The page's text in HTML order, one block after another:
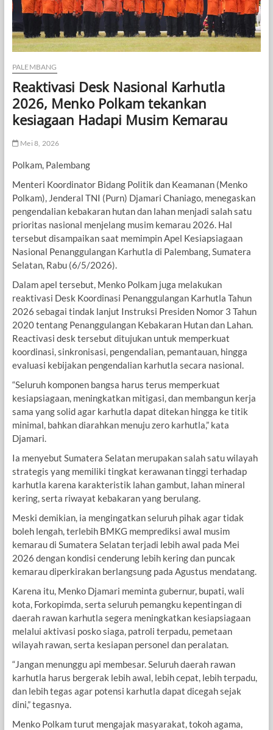
PALEMBANG
Reaktivasi Desk Nasional Karhutla
2026, Menko Polkam tekankan
kesiagaan Hadapi Musim Kemarau
Mei 8, 2026
Polkam, Palembang
Menteri Koordinator Bidang Politik dan Keamanan (Menko
Polkam), Jenderal TNI (Purn) Djamari Chaniago, menegaskan
pengendalian kebakaran hutan dan lahan menjadi salah satu
prioritas nasional menjelang musim kemarau 2026. Hal
tersebut disampaikan saat memimpin Apel Kesiapsiagaan
Nasional Penanggulangan Karhutla di Palembang, Sumatera
Selatan, Rabu (6/5/2026).
Dalam apel tersebut, Menko Polkam juga melakukan
reaktivasi Desk Koordinasi Penanggulangan Karhutla Tahun
2026 sebagai tindak lanjut Instruksi Presiden Nomor 3 Tahun
2020 tentang Penanggulangan Kebakaran Hutan dan Lahan.
Reactivasi desk tersebut ditujukan untuk memperkuat
koordinasi, sinkronisasi, pengendalian, pemantauan, hingga
evaluasi kebijakan pengendalian karhutla secara nasional.
“Seluruh komponen bangsa harus terus memperkuat
kesiapsiagaan, meningkatkan mitigasi, dan membangun kerja
sama yang solid agar karhutla dapat ditekan hingga ke titik
minimal, bahkan diarahkan menuju zero karhutla,” kata
Djamari.
Ia menyebut Sumatera Selatan merupakan salah satu wilayah
strategis yang memiliki tingkat kerawanan tinggi terhadap
karhutla karena karakteristik lahan gambut, lahan mineral
kering, serta riwayat kebakaran yang berulang.
Meski demikian, ia mengingatkan seluruh pihak agar tidak
boleh lengah, terlebih BMKG memprediksi awal musim
kemarau di Sumatera Selatan terjadi lebih awal pada Mei
2026 dengan kondisi cenderung lebih kering dan puncak
kemarau diperkirakan berlangsung pada Agustus mendatang.
Karena itu, Menko Djamari meminta gubernur, bupati, wali
kota, Forkopimda, serta seluruh pemangku kepentingan di
daerah rawan karhutla segera meningkatkan kesiapsiagaan
melalui aktivasi posko siaga, patroli terpadu, pemetaan
wilayah rawan, serta kesiapan personel dan peralatan.
“Jangan menunggu api membesar. Seluruh daerah rawan
karhutla harus bergerak lebih awal, lebih cepat, lebih terpadu,
dan lebih tegas agar potensi karhutla dapat dicegah sejak
dini,” tegasnya.
Menko Polkam turut mengajak masyarakat, tokoh agama,